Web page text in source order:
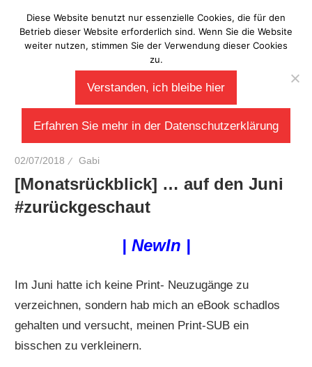
Inhalt
springen
Laberladen
02/07/2018 Gabi
[Monatsrückblick] … auf den Juni
#zurückgeschaut
| NewIn |
Im Juni hatte ich keine Print- Neuzugänge zu
verzeichnen, sondern hab mich an eBook schadlos
gehalten und versucht, meinen Print-SUB ein
bisschen zu verkleinern.
Diese Website benutzt nur essenzielle Cookies, die für den
Betrieb dieser Website erforderlich sind. Wenn Sie die Website
weiter nutzen, stimmen Sie der Verwendung dieser Cookies
zu.
Verstanden, ich bleibe hier
Erfahren Sie mehr in der Datenschutzerklärung